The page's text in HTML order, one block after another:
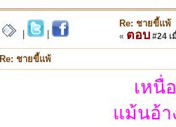
Re: ชายขี้แพ้
« ตอบ #24 เ
Re: ชายขี้แพ้
เหนื่
แม้นอ้า